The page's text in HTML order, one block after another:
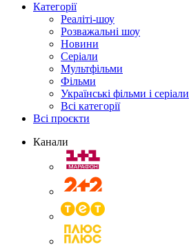
Категорії
Реаліті-шоу
Розважальні шоу
Новини
Серіали
Мультфільми
Фільми
Українські фільми і серіали
Всі категорії
Всі проєкти
Канали